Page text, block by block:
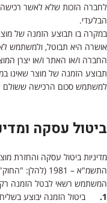
לחברה הזכות שלא לאשר רכישה
הבלעדי.
במקרה בו תבוצע הזמנה של
אושרה היא תבוטל, ולמשתמש
החברה ו/או האתר ו/או יצרן
תבוצע הזמנה של מוצר שאינו
למשתמש סכום הרכישה ששולם
ביטול עסקה
מדיניות ביטול עסקה והחזרת
התשמ"א – 1981 (להלן: "החוק").
המשתמש רשאי לבטל הזמנה רק
1.